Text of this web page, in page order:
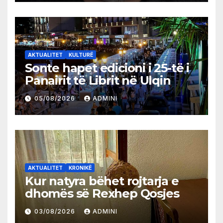
AKTUALITET KULTURË
Sonte hapet edicioni i 25-të i
Panairit të Librit në Ulqin
05/08/2026 ADMINI
AKTUALITET KRONIKË
Kur natyra bëhet rojtarja e
dhomës së Rexhep Qosjes
03/08/2026 ADMINI